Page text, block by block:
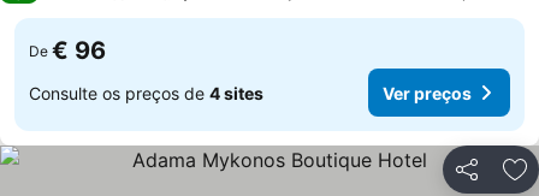
De € 96
Consulte os preços de 4 sites Ver preços
Partilhar